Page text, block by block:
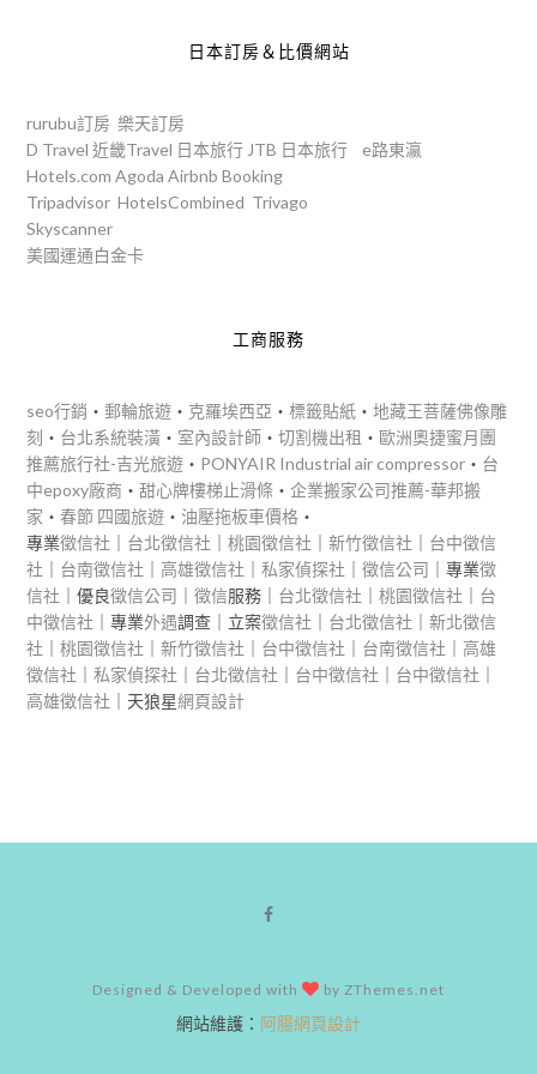
日本訂房＆比價網站
rurubu訂房 樂天訂房
D Travel 近畿Travel 日本旅行 JTB 日本旅行
e路東瀛
Hotels.com Agoda Airbnb Booking
Tripadvisor HotelsCombined Trivago
Skyscanner
美國運通白金卡
工商服務
seo行銷 ‧郵輪旅遊 ‧ 克羅埃西亞 ‧標籤貼紙 ‧地藏王菩薩佛像雕
刻 ‧ 台北系統裝潢 ‧ 室內設計師 ‧切割機出租 ‧歐洲奧捷蜜月團
推薦旅行社-吉光旅遊 ‧ PONYAIR Industrial air compressor ‧ 台
中epoxy廠商 ‧甜心牌樓梯止滑條 ‧企業搬家公司推薦-華邦搬
家 ‧春節 四國旅遊 ‧ 油壓拖板車價格 ‧
專業徵信社 台北徵信社 ｜桃園徵信社 ｜新竹徵信社
台中徵信
社
台南徵信社 高雄徵信社 ｜私家偵探社 ｜徵信公司 ｜專業徵
信社 ｜優良徵信公司 ｜徵信服務｜ 台北徵信社 ｜桃園徵信社
台
中徵信社 ｜專業外遇調查｜立案徵信社 台北徵信社 ｜新北徵信
社 ｜桃園徵信社 ｜新竹徵信社 台中徵信社 台南徵信社
高雄
徵信社 ｜私家偵探社 台北徵信社 台中徵信社 台中徵信社
高雄徵信社 ｜天狼星網頁設計
Designed & Developed with by ZThemes.net
網站維護： 阿腸網頁設計